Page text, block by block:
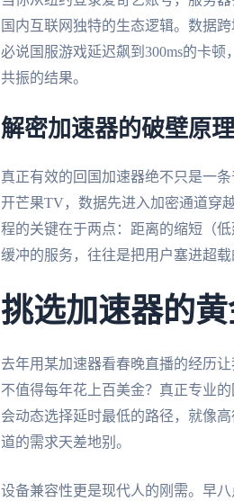
国内互联网独特的生态逻辑。数据
必说国服游戏延迟飙到300ms的卡
共振的结果。
解密加速器的破壁原理
真正有效的回国加速器绝不只是一
开芒果TV，数据先进入加密通道穿
程的关键在于两点：距离的缩短（
缓冲的服务，往往是把用户塞进超载
挑选加速器的
去年用某加速器看春晚直播的经历
不值得每年花上百美金？真正专业
会动态选择延时最低的路径，就像
道的需求天差地别。
设备兼容性更是现代人的刚需。早